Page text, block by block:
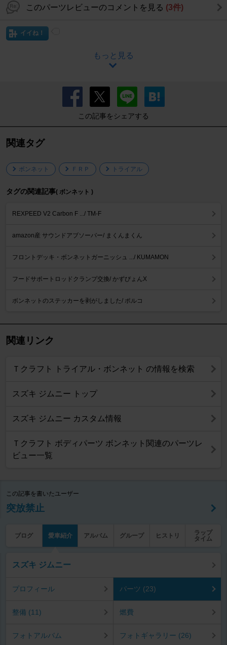
このパーツレビューのコメントを見る (3件)
イイね！
もっと見る
この記事をシェアする
関連タグ
ボンネット ＦＲＰ トライアル
タグの関連記事( ボンネット )
REXPEED V2 Carbon F .../ TM-F
amazon産 サウンドアブソーバー/ まくんまくん
フロントデッキ・ボンネットガーニッシュ .../ KUMAMON
フードサポートロッドクランプ交換/ かずぴょんX
ボンネットのステッカーを剥がしました/ ポルコ
関連リンク
Ｔクラフト トライアル・ボンネット の情報を検索
スズキ ジムニー トップ
スズキ ジムニー カスタム情報
Ｔクラフト ボディパーツ ボンネット関連のパーツレ
ビュー一覧
この記事を書いたユーザー
突放禁止
ブログ 愛車紹介 アルバム グループ ヒストリ
ラップ
タイム
スズキ ジムニー
プロフィール パーツ (23)
整備 (11) 燃費
フォトアルバム フォトギャラリー (26)